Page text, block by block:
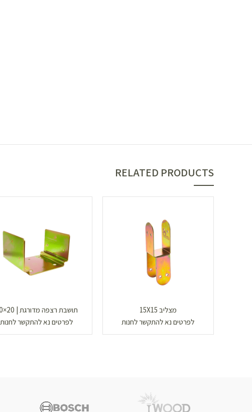
RELATED PRODUCTS
מצליב 15X15
לפרטים נא להתקשר לחנות
תושבת רצפה מדורגת | 20×20
לפרטים נא להתקשר לחנות